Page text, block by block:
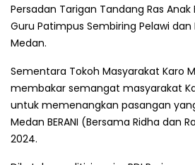
Persadan Tarigan Tandang Ras Anak
Guru Patimpus Sembiring Pelawi
Medan.
Sementara Tokoh Masyarakat Karo
membakar semangat masyarakat
untuk memenangkan pasangan
Medan BERANI (Bersama Ridha dan
2024.